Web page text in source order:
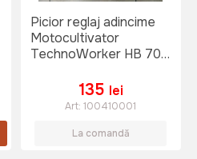
Picior reglaj adincime
Motocultivator
TechnoWorker HB 700
135 lei
Art: 100410001
La comandă